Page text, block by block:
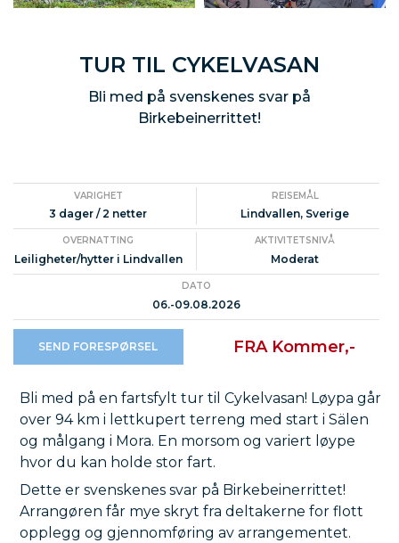
TUR TIL CYKELVASAN
Bli med på svenskenes svar på
Birkebeinerrittet!
VARIGHET
3 dager / 2 netter
REISEMÅL
Lindvallen, Sverige
OVERNATTING
Leiligheter/hytter i Lindvallen
AKTIVITETSNIVÅ
Moderat
DATO
06.-09.08.2026
SEND FORESPØRSEL FRA Kommer,-
Bli med på en fartsfylt tur til Cykelvasan! Løypa går
over 94 km i lettkupert terreng med start i Sälen
og målgang i Mora. En morsom og variert løype
hvor du kan holde stor fart.
Dette er svenskenes svar på Birkebeinerrittet!
Arrangøren får mye skryt fra deltakerne for flott
opplegg og gjennomføring av arrangementet.